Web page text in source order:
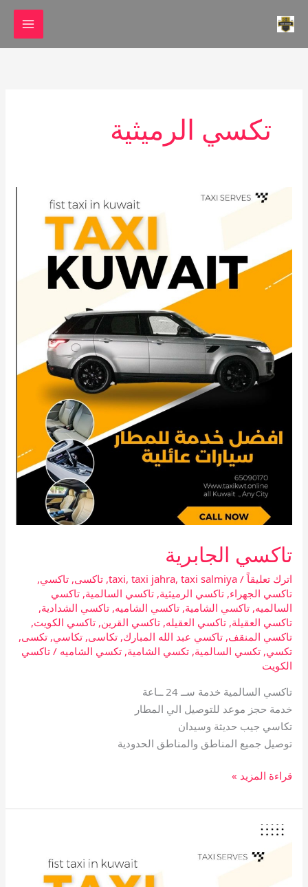
إلى
تكسي الرميثية
تاكسي الجابرية
اترك تعليقاً /
taxi, taxi jahra, taxi salmiya
,تاكسى,تاكسي,
تاكسي الجهراء,تاكسي الرميثية,تاكسي السالمية,تاكسي
السالميه,تاكسي الشامية,تاكسي الشاميه,تاكسي الشدادية,
تاكسي العقيلة,تاكسي العقيله,تاكسي القرين,تاكسي الكويت,
تاكسي المنقف,تاكسي عبد الله المبارك,تكاسى,تكاسي,تكسى,
تكسي,تكسي السالمية,تكسي الشامية,تكسي الشاميه /تاكسي
الكويت
تاكسي السالمية خدمة ســ 24 ــاعة
خدمة حجز موعد للتوصيل الي المطار
تكاسي جيب حديثة وسيدان
توصيل جميع المناطق والمناطق الحدودية
تاكسي
قراءة المزيد »
تاكسي
الشامية